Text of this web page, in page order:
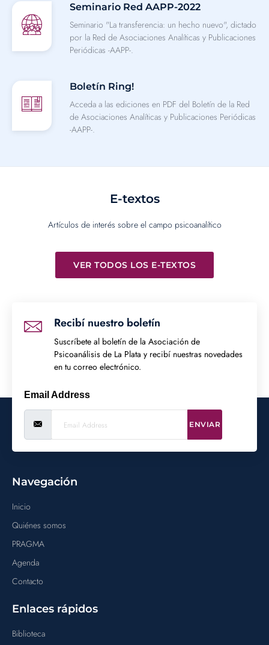
Seminario Red AAPP-2022
Seminario "La transferencia: un hecho nuevo", dictado
por la Red de Asociaciones Analíticas y Publicaciones
Periódicas -AAPP-.
Boletín Ring!
Acceda a las ediciones en PDF del Boletín de la Red
de Asociaciones Analíticas y Publicaciones Periódicas
-AAPP-.
E-textos
Artículos de interés sobre el campo psicoanalítico
VER TODOS LOS E-TEXTOS
Recibí nuestro boletín
Suscríbete al boletín de la Asociación de
Psicoanálisis de La Plata y recibí nuestras novedades
en tu correo electrónico.
Email Address
ENVIAR
Navegación
Inicio
Quiénes somos
PRAGMA
Agenda
Contacto
Enlaces rápidos
Biblioteca